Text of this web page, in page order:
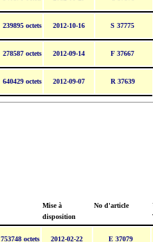
239895 octets 2012-10-16 S 37775
278587 octets 2012-09-14 F 37667
640429 octets 2012-09-07 R 37639
Mise à
disposition
No d'article
753748 octets 2012-02-22 E 37079